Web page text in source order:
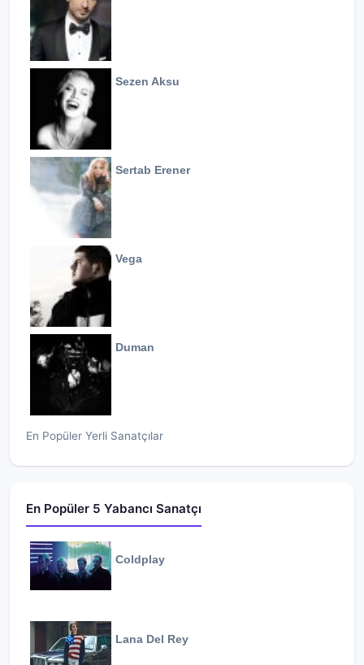
Sezen Aksu
Sertab Erener
Vega
Duman
En Popüler Yerli Sanatçılar
En Popüler 5 Yabancı Sanatçı
Coldplay
Lana Del Rey